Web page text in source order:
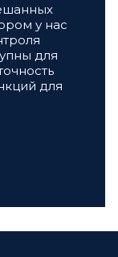
у нас
для
для